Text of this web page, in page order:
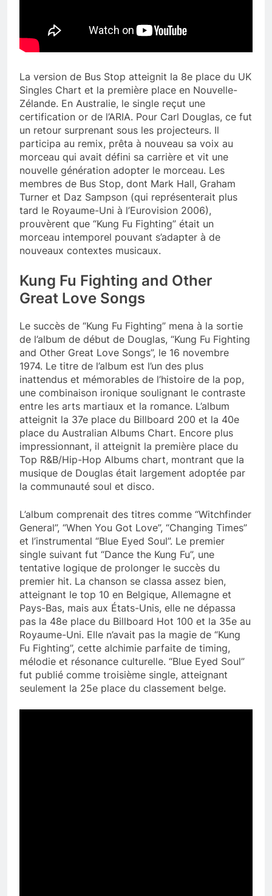
La version de Bus Stop atteignit la 8e place du UK
Singles Chart et la première place en Nouvelle-
Zélande. En Australie, le single reçut une
certification or de l’ARIA. Pour Carl Douglas, ce fut
un retour surprenant sous les projecteurs. Il
participa au remix, prêta à nouveau sa voix au
morceau qui avait défini sa carrière et vit une
nouvelle génération adopter le morceau. Les
membres de Bus Stop, dont Mark Hall, Graham
Turner et Daz Sampson (qui représenterait plus
tard le Royaume-Uni à l’Eurovision 2006),
prouvèrent que “Kung Fu Fighting” était un
morceau intemporel pouvant s’adapter à de
nouveaux contextes musicaux.
Kung Fu Fighting and Other
Great Love Songs
Le succès de “Kung Fu Fighting” mena à la sortie
de l’album de début de Douglas, “Kung Fu Fighting
and Other Great Love Songs”, le 16 novembre
1974. Le titre de l’album est l’un des plus
inattendus et mémorables de l’histoire de la pop,
une combinaison ironique soulignant le contraste
entre les arts martiaux et la romance. L’album
atteignit la 37e place du Billboard 200 et la 40e
place du Australian Albums Chart. Encore plus
impressionnant, il atteignit la première place du
Top R&B/Hip-Hop Albums chart, montrant que la
musique de Douglas était largement adoptée par
la communauté soul et disco.
L’album comprenait des titres comme “Witchfinder
General”, “When You Got Love”, “Changing Times”
et l’instrumental “Blue Eyed Soul”. Le premier
single suivant fut “Dance the Kung Fu”, une
tentative logique de prolonger le succès du
premier hit. La chanson se classa assez bien,
atteignant le top 10 en Belgique, Allemagne et
Pays-Bas, mais aux États-Unis, elle ne dépassa
pas la 48e place du Billboard Hot 100 et la 35e au
Royaume-Uni. Elle n’avait pas la magie de “Kung
Fu Fighting”, cette alchimie parfaite de timing,
mélodie et résonance culturelle. “Blue Eyed Soul”
fut publié comme troisième single, atteignant
seulement la 25e place du classement belge.